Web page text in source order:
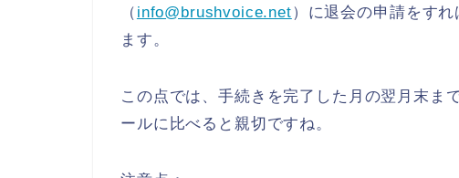
（ info@brushvoice.net）に退会の申請をす
ます。
この点では、手続きを完了した月の翌月末ま
ールに比べると親切ですね。